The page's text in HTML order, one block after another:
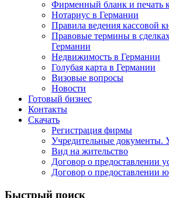
Фирменный бланк и печать
Нотариус в Германии
Правила ведения кассовой
Правовые термины в
Германии
Недвижимость в Германии
Голубая карта в Германии
Визовые вопросы
Новости
Готовый бизнес
Контакты
Скачать
Регистрация фирмы
Учредительные документы.
Вид на жительство
Договор о предоставлении
Договор о предоставлении
Быстрый поиск